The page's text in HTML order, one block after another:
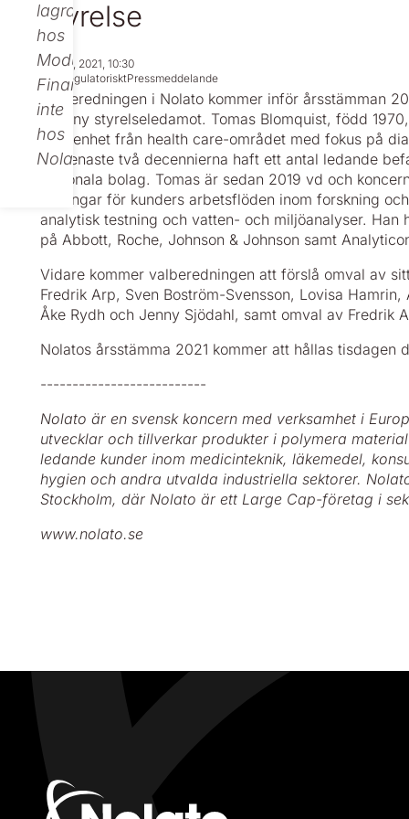
lagras
hos
Modular
Finance,
inte
hos
Nolato.
styrelse
Jan 13, 2021, 10:30
Icke regulatorisktPressmeddelande
Valberedningen i Nolato kommer inför årsstämman
som ny styrelseledamot. Tomas Blomquist, född
erfarenhet från health care-området med fokus på
de senaste två decennierna haft ett antal ledande
regionala bolag. Tomas är sedan 2019 vd och
lösningar för kunders arbetsflöden inom forskning
analytisk testning och vatten- och miljöanalyser.
på Abbott, Roche, Johnson & Johnson samt
Vidare kommer valberedningen att förslå omval av
Fredrik Arp, Sven Boström-Svensson, Lovisa
Åke Rydh och Jenny Sjödahl, samt omval av Fredrik
Nolatos årsstämma 2021 kommer att hållas tisdagen
--------------------------
Nolato är en svensk koncern med verksamhet i
utvecklar och tillverkar produkter i polymera
ledande kunder inom medicinteknik, läkemedel,
hygien och andra utvalda industriella sektorer.
Stockholm, där Nolato är ett Large Cap-företag i
www.nolato.se